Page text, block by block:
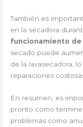
También es
en la secadora
funcionamiento de
secado puede
de la lavasecadora,
reparaciones
En resumen, es
pronto como
problemas como